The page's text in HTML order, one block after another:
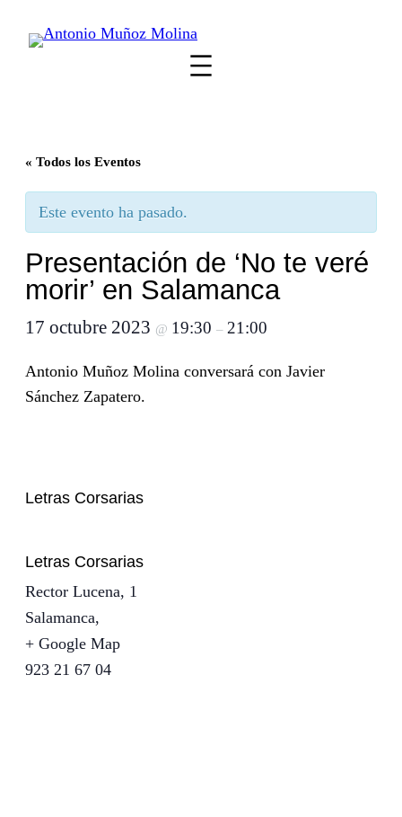
« Todos los Eventos
Este evento ha pasado.
Presentación de ‘No te veré
morir’ en Salamanca
17 octubre 2023 @ 19:30 – 21:00
Antonio Muñoz Molina conversará con Javier
Sánchez Zapatero.
Letras Corsarias
Letras Corsarias
Rector Lucena, 1
Salamanca,
+ Google Map
923 21 67 04